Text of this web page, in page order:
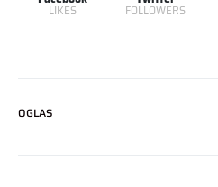
LIKES FOLLOWERS
OGLAS